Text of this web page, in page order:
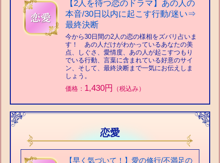
【2人を待つ恋のドラマ】あの人の
本音/30日以内に起こす行動/迷い⇒
最終決断
今から30日間の2人の恋の様相をズバリ占いま
す！ あの人だけがわかっているあなたの美
点、しぐさ、愛情度、あの人が起こすつもり
でいる行動、言葉に含まれている好意のサイ
ン、そして、最終決断まで一気にお伝えしま
しょう。
価格： 1,430円 （税込み）
恋愛
【早く気づいて！】愛の修行/不満足の